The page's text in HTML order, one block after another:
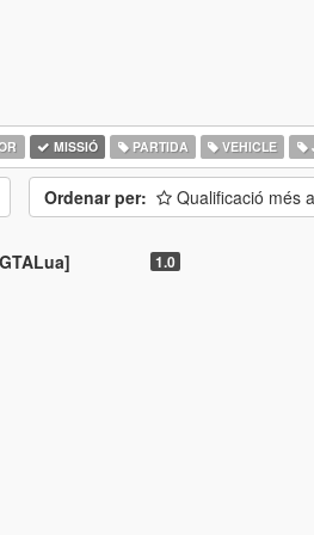
MISSIÓ PARTIDA VEHICLE
Ordenar per: Qualificació més
2.193 33
1.0